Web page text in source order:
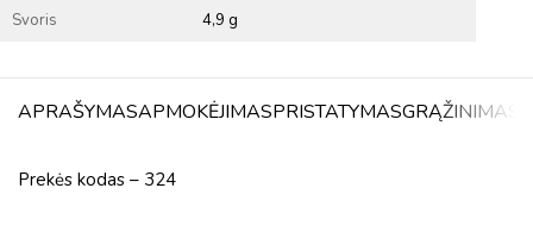
Svoris 4,9 g
APRAŠYMASAPMOKĖJIMASPRISTATYMASGRĄŽINIMAS
Prekės kodas – 324